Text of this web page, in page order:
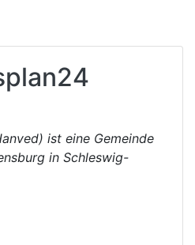
ist eine Gemeinde
in Schleswig-